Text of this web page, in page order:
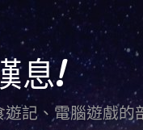
息!
記、電腦遊戲的